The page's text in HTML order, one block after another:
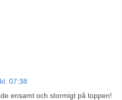
07:38
ensamt och stormigt på toppen!